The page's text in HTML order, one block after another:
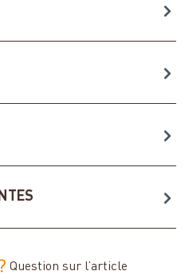
Question sur l’article